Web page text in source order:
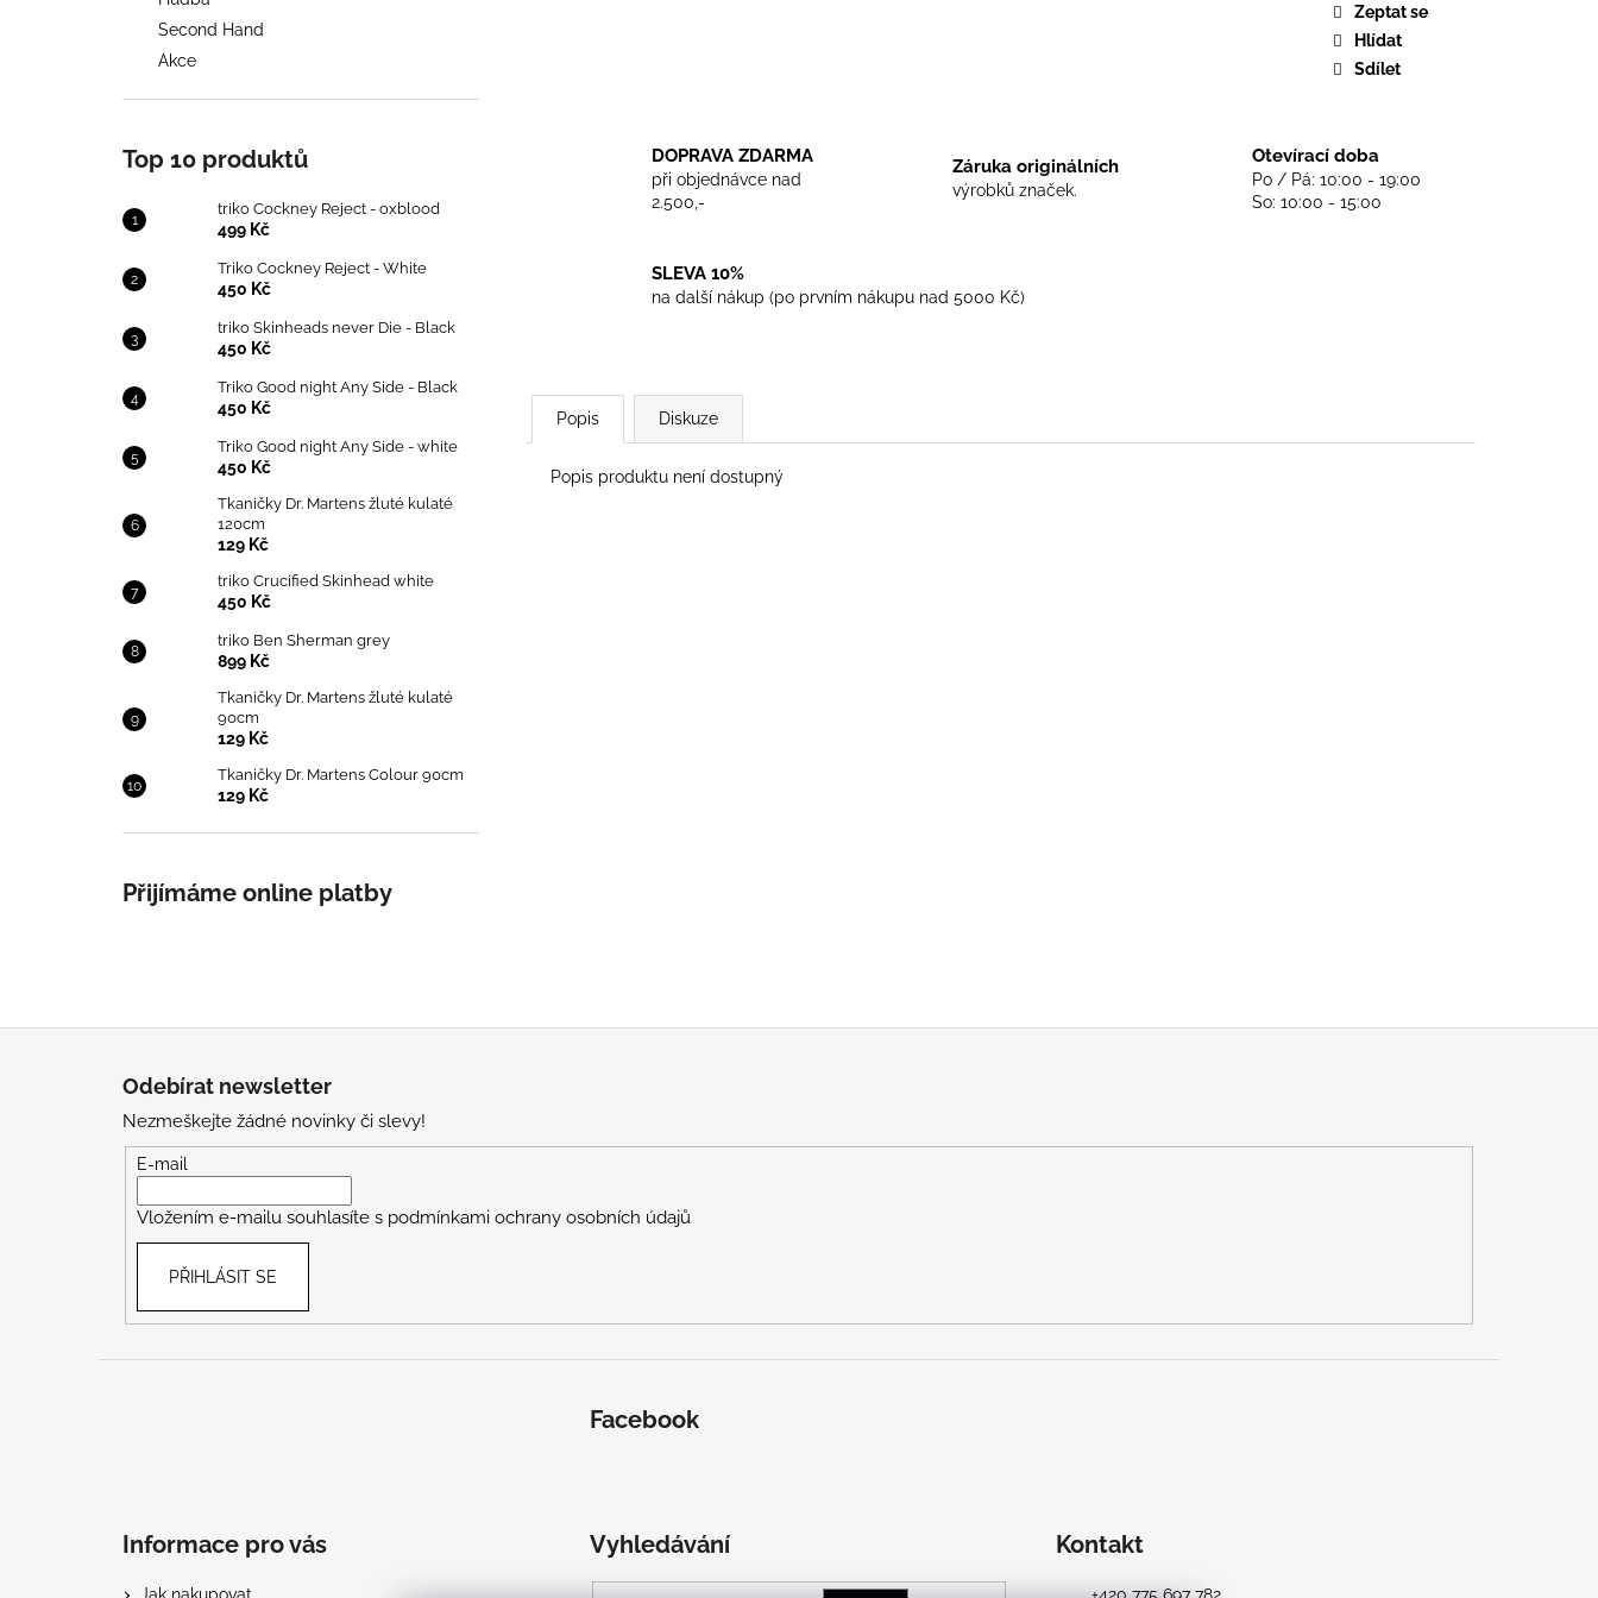
Second Hand
Akce
Top 10 produktů
triko Cockney Reject - oxblood
499 Kč
Triko Cockney Reject - White
450 Kč
triko Skinheads never Die - Black
450 Kč
Triko Good night Any Side - Black
450 Kč
Triko Good night Any Side - white
450 Kč
Tkaničky Dr. Martens žluté kulaté
120cm
129 Kč
triko Crucified Skinhead white
450 Kč
triko Ben Sherman grey
899 Kč
Tkaničky Dr. Martens žluté kulaté
90cm
129 Kč
Tkaničky Dr. Martens Colour 90cm
129 Kč
Přijímáme online platby
Zeptat se
Hlídat
Sdílet
DOPRAVA ZDARMA
při objednávce nad
2.500,-
Záruka originálních
výrobků značek.
Otevírací doba
Po / Pá: 10:00 - 19:00
So: 10:00 - 15:00
SLEVA 10%
na další nákup (po prvním nákupu nad 5000 Kč)
Popis Diskuze
Popis produktu není dostupný
TRIKO COCKNEY REJECT - OXBLOOD
499 Kč
Odebírat newsletter
Nezmeškejte žádné novinky či slevy!
E-mail
Vložením e-mailu souhlasíte s podmínkami ochrany osobních údajů
PŘIHLÁSIT SE
Facebook
Informace pro vás Vyhledávání Kontakt